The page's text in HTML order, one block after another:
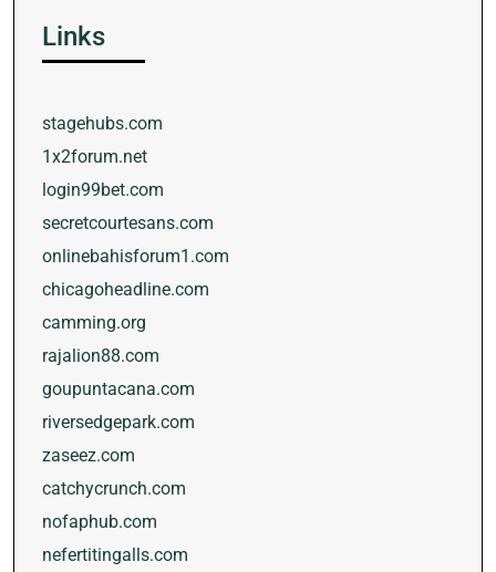
Links
stagehubs.com
1x2forum.net
login99bet.com
secretcourtesans.com
onlinebahisforum1.com
chicagoheadline.com
camming.org
rajalion88.com
goupuntacana.com
riversedgepark.com
zaseez.com
catchycrunch.com
nofaphub.com
nefertitingalls.com